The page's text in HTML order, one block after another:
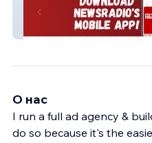
NewsRadio Pensacola
О нас
I run a full ad agency &
do so because it's the